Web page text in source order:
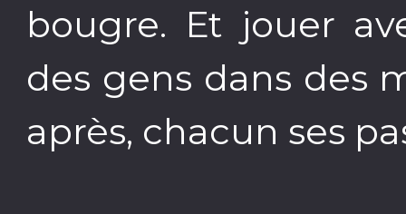
bougre. Et jouer
des gens dans des
après, chacun ses